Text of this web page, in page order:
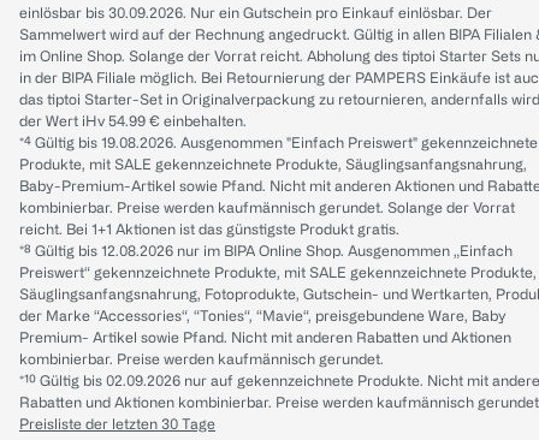
einlösbar bis 30.09.2026. Nur ein Gutschein pro Einkauf einlösbar. Der
Sammelwert wird auf der Rechnung angedruckt. Gültig in allen BIPA Filialen
im Online Shop. Solange der Vorrat reicht. Abholung des tiptoi Starter Sets
in der BIPA Filiale möglich. Bei Retournierung der PAMPERS Einkäufe ist
das tiptoi Starter-Set in Originalverpackung zu retournieren, andernfalls wird
der Wert iHv 54.99 € einbehalten.
*⁴ Gültig bis 19.08.2026. Ausgenommen "Einfach Preiswert" gekennzeichnete
Produkte, mit SALE gekennzeichnete Produkte, Säuglingsanfangsnahrung,
Baby-Premium-Artikel sowie Pfand. Nicht mit anderen Aktionen und
kombinierbar. Preise werden kaufmännisch gerundet. Solange der Vorrat
reicht. Bei 1+1 Aktionen ist das günstigste Produkt gratis.
*⁸ Gültig bis 12.08.2026 nur im BIPA Online Shop. Ausgenommen „Einfach
Preiswert“ gekennzeichnete Produkte, mit SALE gekennzeichnete Produkte,
Säuglingsanfangsnahrung, Fotoprodukte, Gutschein- und Wertkarten,
der Marke “Accessories“, “Tonies“, “Mavie“, preisgebundene Ware, Baby
Premium- Artikel sowie Pfand. Nicht mit anderen Rabatten und Aktionen
kombinierbar. Preise werden kaufmännisch gerundet.
*¹⁰ Gültig bis 02.09.2026 nur auf gekennzeichnete Produkte. Nicht mit
Rabatten und Aktionen kombinierbar. Preise werden kaufmännisch
Preisliste der letzten 30 Tage